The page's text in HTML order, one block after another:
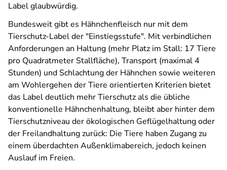
Label glaubwürdig.
Bundesweit gibt es Hähnchenfleisch nur mit dem
Tierschutz-Label der "Einstiegsstufe". Mit verbindlichen
Anforderungen an Haltung (mehr Platz im Stall: 17 Tiere
pro Quadratmeter Stallfläche), Transport (maximal 4
Stunden) und Schlachtung der Hähnchen sowie weiteren
am Wohlergehen der Tiere orientierten Kriterien bietet
das Label deutlich mehr Tierschutz als die übliche
konventionelle Hähnchenhaltung, bleibt aber hinter dem
Tierschutzniveau der ökologischen Geflügelhaltung oder
der Freilandhaltung zurück: Die Tiere haben Zugang zu
einem überdachten Außenklimabereich, jedoch keinen
Auslauf im Freien.